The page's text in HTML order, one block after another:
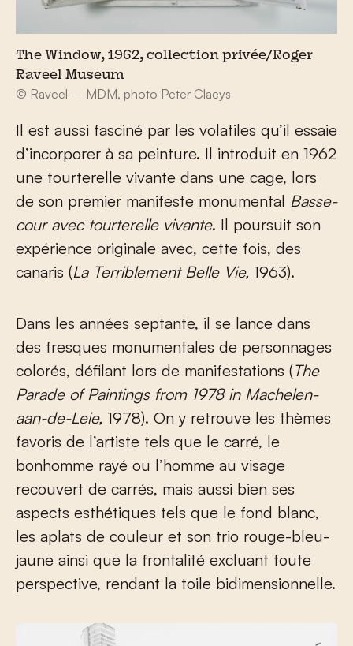
The Window, 1962, collection privée/Roger
Raveel Museum
© Raveel – MDM, photo Peter Claeys
Il est aussi fasciné par les volatiles qu’il essaie
d’incorporer à sa peinture. Il introduit en 1962
une tourterelle vivante dans une cage, lors
de son premier manifeste monumental Basse-
cour avec tourterelle vivante. Il poursuit son
expérience originale avec, cette fois, des
canaris (La Terriblement Belle Vie, 1963).
Dans les années septante, il se lance dans
des fresques monumentales de personnages
colorés, défilant lors de manifestations (The
Parade of Paintings from 1978 in Machelen-
aan-de-Leie, 1978). On y retrouve les thèmes
favoris de l’artiste tels que le carré, le
bonhomme rayé ou l’homme au visage
recouvert de carrés, mais aussi bien ses
aspects esthétiques tels que le fond blanc,
les aplats de couleur et son trio rouge-bleu-
jaune ainsi que la frontalité excluant toute
perspective, rendant la toile bidimensionnelle.